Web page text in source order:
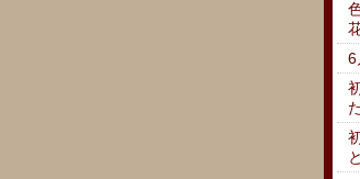
6